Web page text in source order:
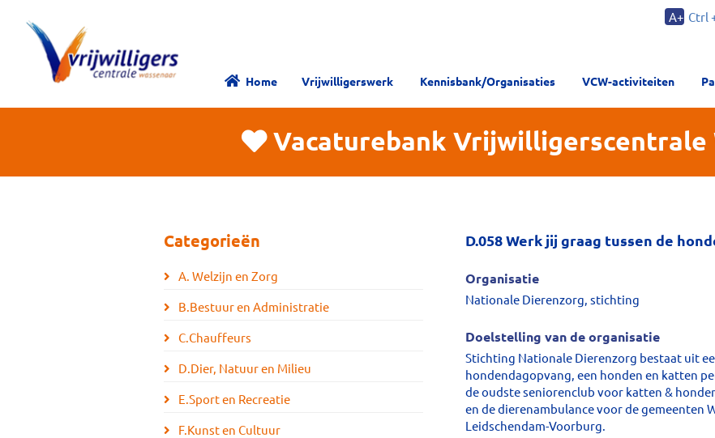
A+ Ctrl
Home Vrijwilligerswerk Kennisbank/Organisaties VCW-activiteiten
Vacaturebank Vrijwilligerscentrale
Categorieën
A. Welzijn en Zorg
B.Bestuur en Administratie
C.Chauffeurs
D.Dier, Natuur en Milieu
E.Sport en Recreatie
F.Kunst en Cultuur
D.058 Werk jij graag tussen de
Organisatie
Nationale Dierenzorg, stichting
Doelstelling van de organisatie
Stichting Nationale Dierenzorg bestaat uit
hondendagopvang, een honden en katten
de oudste seniorenclub voor katten &
en de dierenambulance voor de gemeenten
Leidschendam-Voorburg.